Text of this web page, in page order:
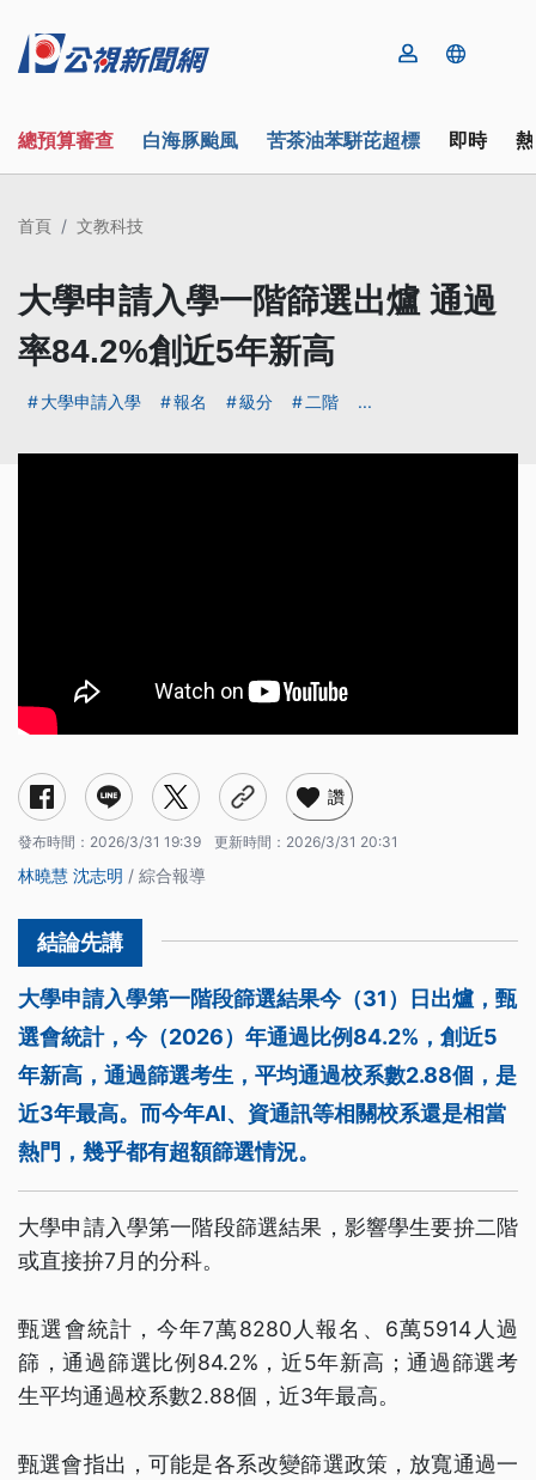
總預算審查 白海豚颱風 苦茶油苯駢芘超標 即時
首頁 文教科技
大學申請入學一階篩選出爐 通過
率84.2%創近5年新高
大學申請入學 報名 級分 二階 ...
讚
發布時間： 2026/3/31 19:39 更新時間： 2026/3/31 20:31
林曉慧 沈志明 / 綜合報導
大學申請入學第一階段篩選結果今（31）日出爐，甄
選會統計，今（2026）年通過比例84.2%，創近5
年新高，通過篩選考生，平均通過校系數2.88個，是
近3年最高。而今年AI、資通訊等相關校系還是相當
熱門，幾乎都有超額篩選情況。
大學申請入學第一階段篩選結果，影響學生要拚二階
或直接拚7月的分科。
甄選會統計，今年7萬8280人報名、6萬5914人過
篩，通過篩選比例84.2%，近5年新高；通過篩選考
生平均通過校系數2.88個，近3年最高。
甄選會指出，可能是各系改變篩選政策，放寬通過一